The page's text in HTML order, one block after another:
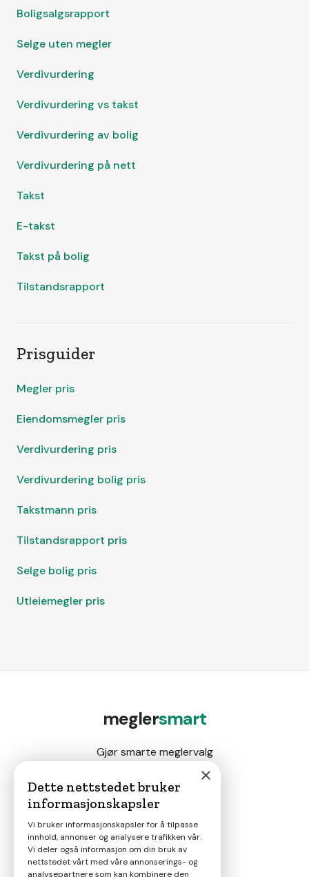
Boligsalgsrapport
Selge uten megler
Verdivurdering
Verdivurdering vs takst
Verdivurdering av bolig
Verdivurdering på nett
Takst
E-takst
Takst på bolig
Tilstandsrapport
Prisguider
Megler pris
Eiendomsmegler pris
Verdivurdering pris
Verdivurdering bolig pris
Takstmann pris
Tilstandsrapport pris
Selge bolig pris
Utleiemegler pris
meglersmart
Gjør smarte meglervalg
Magasin
Nyheter
×
Dette nettstedet bruker
informasjonskapsler
Vi bruker informasjonskapsler for å tilpasse
innhold, annonser og analysere trafikken vår.
Vi deler også informasjon om din bruk av
nettstedet vårt med våre annonserings- og
analysepartnere som kan kombinere den